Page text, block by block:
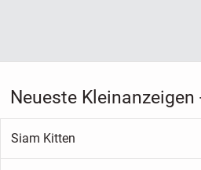
Neueste Kleinanzeigen
Siam Kitten